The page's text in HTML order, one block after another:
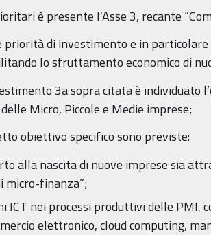
è presente l’Asse 3, recante
priorità di investimento e in
lo sfruttamento economico di
3a sopra citata è individuato
Micro, Piccole e Medie imprese;
obiettivo specifico sono previste:
alla nascita di nuove imprese sia
micro-finanza”;
ICT nei processi produttivi delle
elettronico, cloud computing,